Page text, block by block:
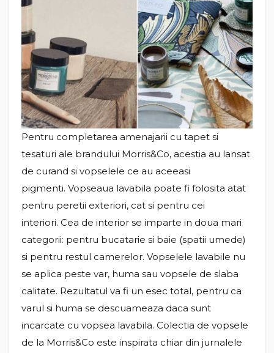
Pentru completarea amenajarii cu tapet si
tesaturi ale brandului Morris&Co, acestia au lansat
de curand si vopselele ce au aceeasi
pigmenti. Vopseaua lavabila poate fi folosita atat
pentru peretii exteriori, cat si pentru cei
interiori. Cea de interior se imparte in doua mari
categorii: pentru bucatarie si baie (spatii umede)
si pentru restul camerelor. Vopselele lavabile nu
se aplica peste var, huma sau vopsele de slaba
calitate. Rezultatul va fi un esec total, pentru ca
varul si huma se descuameaza daca sunt
incarcate cu vopsea lavabila. Colectia de vopsele
de la Morris&Co este inspirata chiar din jurnalele